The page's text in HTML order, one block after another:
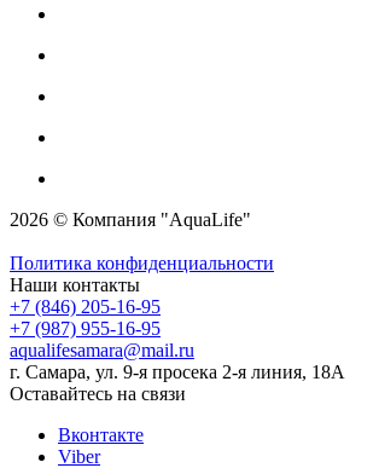
2026 © Компания "AquaLife"
Политика конфиденциальности
Наши контакты
+7 (846) 205-16-95
+7 (987) 955-16-95
aqualifesamara@mail.ru
г. Самара, ул. 9-я просека 2-я линия, 18А
Оставайтесь на связи
Вконтакте
Viber